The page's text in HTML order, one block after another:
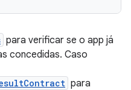
para verificar se o app já
concedidas. Caso
para